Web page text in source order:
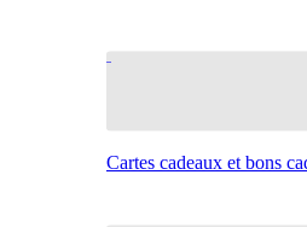
Cartes cadeaux et bons